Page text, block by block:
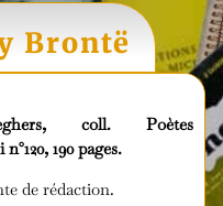
Brontë
coll. Poètes
190 pages.
de rédaction.